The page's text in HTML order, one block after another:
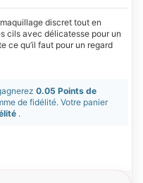
discret tout en
cils avec délicatesse pour un
ce qu’il faut pour un regard
0.05 Points de
de fidélité. Votre panier
.